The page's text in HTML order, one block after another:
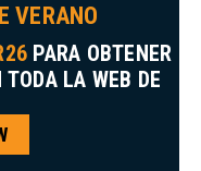
VERANO
PARA OBTENER
TODA LA WEB DE